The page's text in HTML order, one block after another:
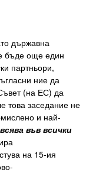
държавна
бъде още един
партньори,
ние да
(на ЕС) да
това заседание не
и най-
във всички
на 15-ия